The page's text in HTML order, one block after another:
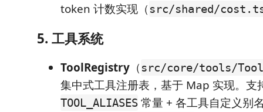
token 计数实现（ src/shared/
5. 工具系统
ToolRegistry （ src/core/tools/
集中式工具注册表，基于 Map 实现。支
TOOL_ALIASES 常量 + 各工具自定义别